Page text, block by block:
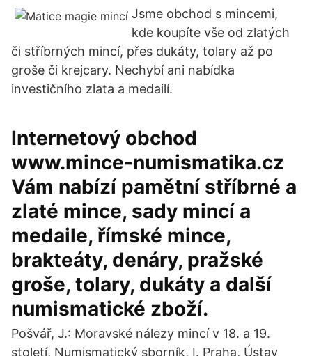
Jsme obchod s mincemi,
kde koupíte vše od zlatých
či stříbrných mincí, přes dukáty, tolary až po
groše či krejcary. Nechybí ani nabídka
investičního zlata a medailí.
Internetový obchod
www.mince-numismatika.cz
Vám nabízí pamětní stříbrné a
zlaté mince, sady mincí a
medaile, římské mince,
brakteáty, denáry, pražské
groše, tolary, dukáty a další
numismatické zboží.
Pošvář, J.: Moravské nálezy mincí v 18. a 19.
století, Numismatický sborník, I. Praha, Ústav